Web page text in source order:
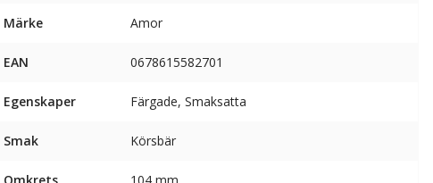
Märke Amor
EAN 0678615582701
Egenskaper Färgade, Smaksatta
Smak Körsbär